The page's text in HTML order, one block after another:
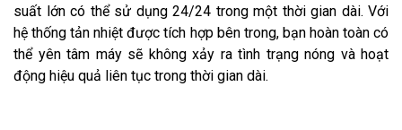
suất lớn có thể sử dụng 24/24 trong một thời gian dài. Với
hệ thống tản nhiệt được tích hợp bên trong, bạn hoàn toàn có
thể yên tâm máy sẽ không xảy ra tình trạng nóng và hoạt
động hiệu quả liên tục trong thời gian dài.